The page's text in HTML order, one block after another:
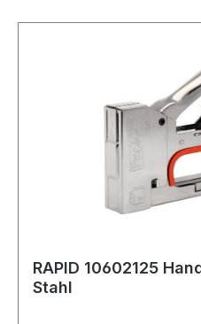
RAPID 10602125
Stahl